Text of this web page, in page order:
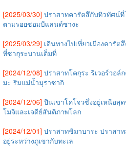
[2025/03/30] ปราสาทคารัตสึกับทิวทัศน์
ตามรอยซอมบีแลนด์ซางะ
[2025/03/29] เดินทางไปเที่ยวเมืองคารั
ที่ซากุระบานเต็มที่
[2024/12/08] ปราสาทโคกุระ ริเวอร์วอ
มะ ริมแม่น้ำมุราซากิ
[2024/12/06] ปีนเขาโคโจวซึ่งอยู่เหนือสุ
โมจิและเจดีย์สันติภาพโลก
[2024/12/01] ปราสาทชิมาบาระ ปราสา
อยู่ระหว่างภูเขากับทะเล